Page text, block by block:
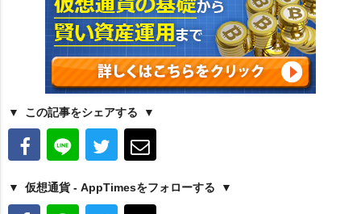
この記事をシェアする
仮想通貨 - AppTimesをフォローする